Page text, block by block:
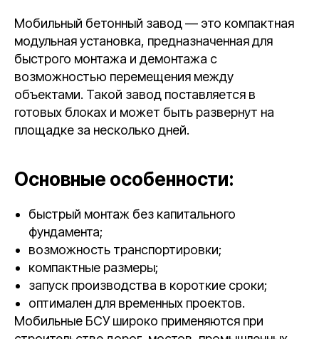
Мобильный бетонный завод — это компактная
модульная установка, предназначенная для
быстрого монтажа и демонтажа с
возможностью перемещения между
объектами. Такой завод поставляется в
готовых блоках и может быть развернут на
площадке за несколько дней.
Основные особенности:
быстрый монтаж без капитального
фундамента;
возможность транспортировки;
компактные размеры;
запуск производства в короткие сроки;
оптимален для временных проектов.
Мобильные БСУ широко применяются при